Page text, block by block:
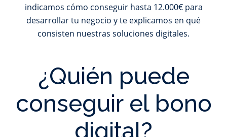
indicamos cómo conseguir hasta 12.000€ para
desarrollar tu negocio y te explicamos en qué
consisten nuestras soluciones digitales.
¿Quién puede
conseguir el bono
digital?